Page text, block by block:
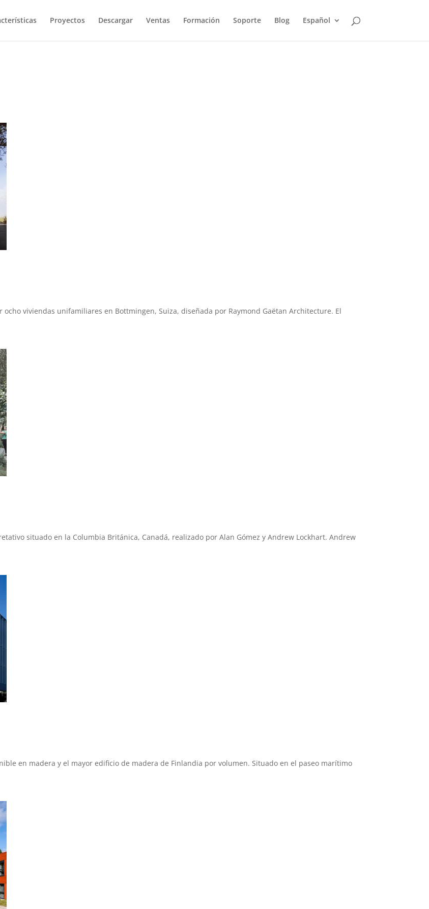
Proyectos Descargar Ventas Formación Soporte Blog Español
viviendas unifamiliares en Bottmingen, Suiza, diseñada por Raymond Gaëtan Architecture. El
situado en la Columbia Británica, Canadá, realizado por Alan Gómez y Andrew Lockhart. Andrew
en madera y el mayor edificio de madera de Finlandia por volumen. Situado en el paseo marítimo